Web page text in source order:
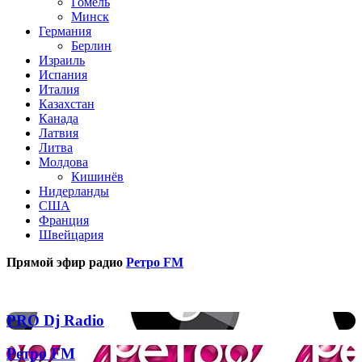
Минск
Германия
Берлин
Израиль
Испания
Италия
Казахстан
Канада
Латвия
Литва
Молдова
Кишинёв
Нидерланды
США
Франция
Швейцария
Прямой эфир радио Ретро FM
PRO
Dj
Radio
PRO Dj Radio
Ретро
Ретро FM